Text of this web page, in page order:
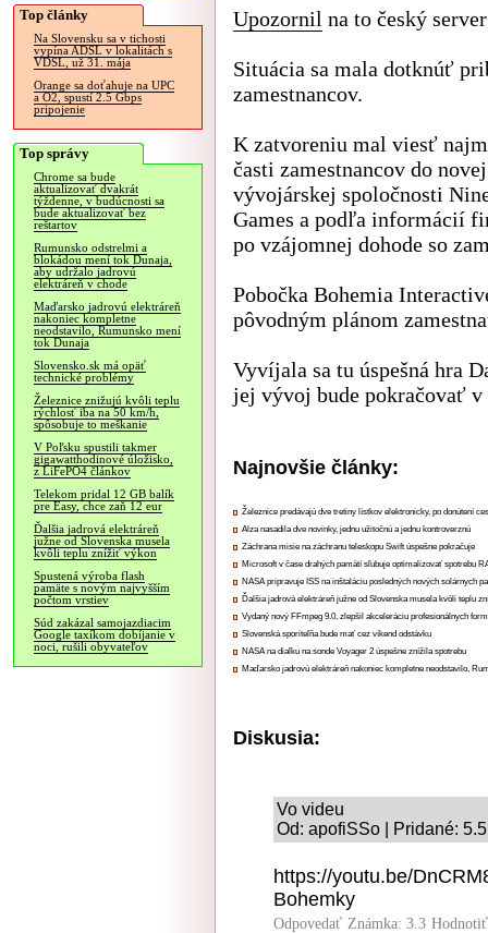
Top články
Na Slovensku sa v tichosti
vypína ADSL v lokalitách s
VDSL, už 31. mája
Orange sa doťahuje na UPC
a O2, spustí 2.5 Gbps
pripojenie
Top správy
Chrome sa bude
aktualizovať dvakrát
týždenne, v budúcnosti sa
bude aktualizovať bez
reštartov
Rumunsko odstrelmi a
blokádou mení tok Dunaja,
aby udržalo jadrovú
elektráreň v chode
Maďarsko jadrovú elektráreň
nakoniec kompletne
neodstavilo, Rumunsko mení
tok Dunaja
Slovensko.sk má opäť
technické problémy
Železnice znižujú kvôli teplu
rýchlosť iba na 50 km/h,
spôsobuje to meškanie
V Poľsku spustili takmer
gigawatthodinové úložisko,
z LiFePO4 článkov
Telekom pridal 12 GB balík
pre Easy, chce zaň 12 eur
Ďalšia jadrová elektráreň
južne od Slovenska musela
kvôli teplu znížiť výkon
Spustená výroba flash
pamäte s novým najvyšším
počtom vrstiev
Súd zakázal samojazdiacim
Google taxíkom dobíjanie v
noci, rušili obyvateľov
Upozornil na to český
Situácia sa mala dotknúť
zamestnancov.
K zatvoreniu mal viesť
časti zamestnancov do
vývojárskej spoločnosti
Games a podľa informácií
po vzájomnej dohode so
Pobočka Bohemia
pôvodným plánom
Vyvíjala sa tu úspešná hra
jej vývoj bude pokračovať v
Najnovšie články:
Železnice predávajú dve tretiny lístkov elektronicky, po donútení
Alza nasadila dve novinky, jednu užitočnú a jednu kontroverznú
Záchrana misie na záchranu teleskopu Swift úspešne pokračuje
Microsoft v čase drahých pamätí sľubuje optimalizovať spotrebu
NASA pripravuje ISS na inštaláciu posledných nových solárnych
Ďalšia jadrová elektráreň južne od Slovenska musela kvôli teplu
Vydaný nový FFmpeg 9.0, zlepšil akceleráciu profesionálnych
Slovenská sporiteľňa bude mať cez víkend odstávku
NASA na diaľku na sonde Voyager 2 úspešne znížila spotrebu
Maďarsko jadrovú elektráreň nakoniec kompletne neodstavilo,
Diskusia:
Vo videu
Od: apofiSSo | Pridané:
https://youtu.be/
Bohemky
Odpovedať Známka: 3.3